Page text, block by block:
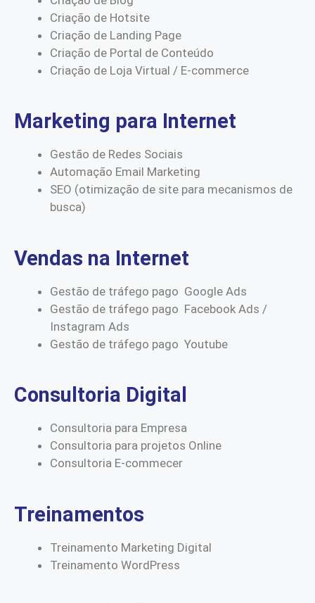
Criação de Hotsite
Criação de Landing Page
Criação de Portal de Conteúdo
Criação de Loja Virtual / E-commerce
Marketing para Internet
Gestão de Redes Sociais
Automação Email Marketing
SEO (otimização de site para mecanismos de
busca)
Vendas na Internet
Gestão de tráfego pago Google Ads
Gestão de tráfego pago Facebook Ads /
Instagram Ads
Gestão de tráfego pago Youtube
Consultoria Digital
Consultoria para Empresa
Consultoria para projetos Online
Consultoria E-commecer
Treinamentos
Treinamento Marketing Digital
Treinamento WordPress